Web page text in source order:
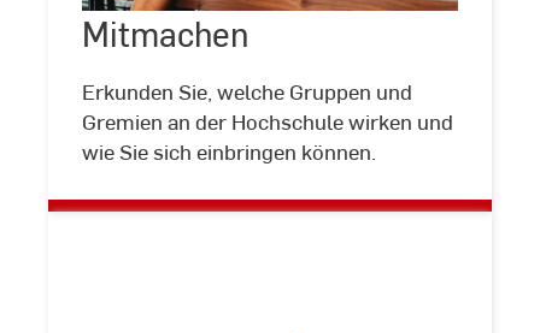
©
Rawpixel.com/stock.adobe.com
Mitmachen
Erkunden Sie, welche Gruppen und
Gremien an der Hochschule wirken und
wie Sie sich einbringen können.